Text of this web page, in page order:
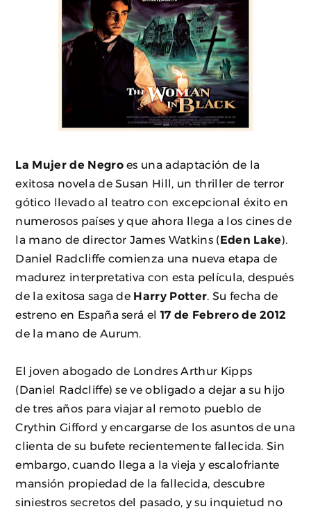
La Mujer de Negroes una adaptación de la
exitosa novela de Susan Hill, un thriller de terror
gótico llevado al teatro con excepcional éxito en
numerosos países y que ahora llega a los cines de
la mano de director James Watkins (Eden Lake).
Daniel Radcliffe comienza una nueva etapa de
madurez interpretativa con esta película, después
de la exitosa saga de Harry Potter . Su fecha de
estreno en España será el17 de Febrero de 2012
de la mano de Aurum.
El joven abogado de Londres Arthur Kipps
(Daniel Radcliffe) se ve obligado a dejar a su hijo
de tres años para viajar al remoto pueblo de
Crythin Gifford y encargarse de los asuntos de una
clienta de su bufete recientemente fallecida. Sin
embargo, cuando llega a la vieja y escalofriante
mansión propiedad de la fallecida, descubre
siniestros secretos del pasado, y su inquietud no